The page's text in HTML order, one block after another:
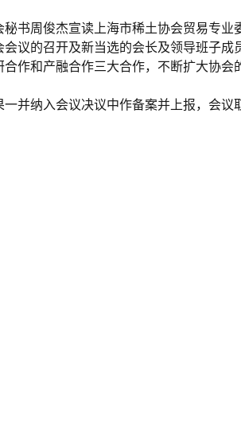
书周俊杰宣读上海市稀土协会贸易专业
议的召开及新当选的会长及领导班子
作和产融合作三大合作，不断扩大协
并纳入会议决议中作备案并上报，会议